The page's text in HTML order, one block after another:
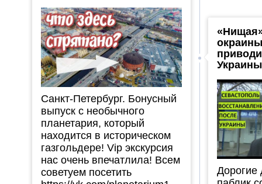
Санкт-Петербург. Бонусный
выпуск с необычного
планетария, который
находится в историческом
газгольдере! Vip экскурсия
нас очень впечатлила! Всем
советуем посетить
Дорогие